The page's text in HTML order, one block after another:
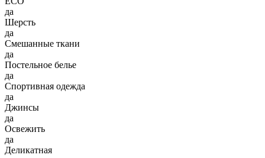
да
Шерсть
да
Смешанные ткани
да
Постельное белье
да
Спортивная одежда
да
Джинсы
да
Освежить
да
Деликатная